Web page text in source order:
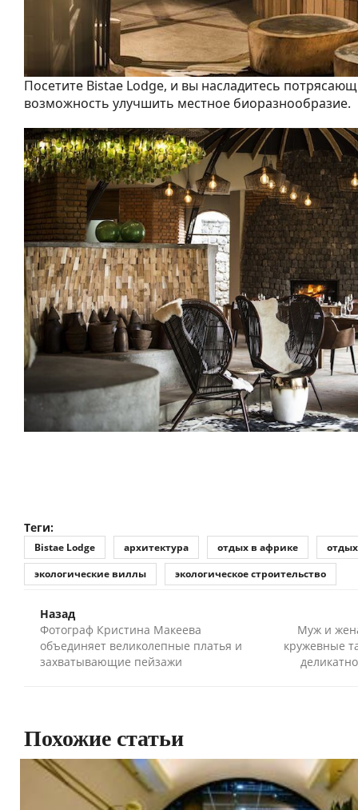
Посетите Bistae Lodge, и вы насладитесь
возможность улучшить местное биоразнообразие.
Теги:
Bistae Lodge архитектура отдых в африке
экологические виллы
экологическое строительство
Назад
Фотограф Кристина Макеева
объединяет великолепные платья и
захватывающие пейзажи
Муж и
кружевные
Похожие статьи